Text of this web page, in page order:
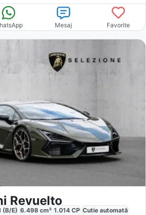
Mesaj Favorite
Revuelto
(B/E) 6.498cm³ 1.014CP Cutie automată